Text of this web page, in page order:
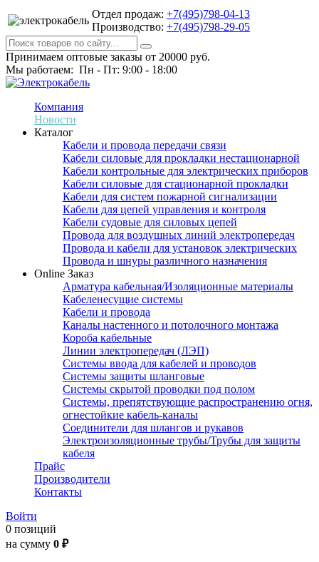
Отдел продаж: +7(495)798-04-13
Производство: +7(495)798-29-05
Принимаем оптовые заказы от 20000 руб.
Мы работаем: Пн - Пт: 9:00 - 18:00
Компания
Новости
Каталог
Кабели и провода передачи связи
Кабели силовые для прокладки нестационарной
Кабели контрольные для электрических приборов
Кабели силовые для стационарной прокладки
Кабели для систем пожарной сигнализации
Кабели для цепей управления и контроля
Кабели судовые для силовых цепей
Провода для воздушных линий электропередач
Провода и кабели для установок электрических
Провода и шнуры различного назначения
Online Заказ
Арматура кабельная/Изоляционные материалы
Кабеленесущие системы
Кабели и провода
Каналы настенного и потолочного монтажа
Короба кабельные
Линии электропередач (ЛЭП)
Системы ввода для кабелей и проводов
Системы защиты шланговые
Системы скрытой проводки под полом
Системы, препятствующие распространению огня,
огнестойкие кабель-каналы
Соединители для шлангов и рукавов
Электроизоляционные трубы/Трубы для защиты
кабеля
Прайс
Производители
Контакты
Войти
0 позиций
на сумму 0 ₽